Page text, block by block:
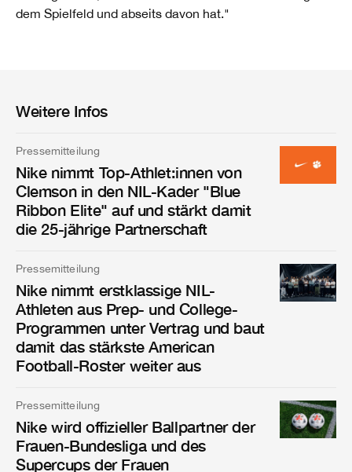
dem Spielfeld und abseits davon hat."
Weitere Infos
Pressemitteilung
Nike nimmt Top-Athlet:innen von
Clemson in den NIL-Kader "Blue
Ribbon Elite" auf und stärkt damit
die 25-jährige Partnerschaft
Pressemitteilung
Nike nimmt erstklassige NIL-
Athleten aus Prep- und College-
Programmen unter Vertrag und baut
damit das stärkste American
Football-Roster weiter aus
Pressemitteilung
Nike wird offizieller Ballpartner der
Frauen-Bundesliga und des
Supercups der Frauen